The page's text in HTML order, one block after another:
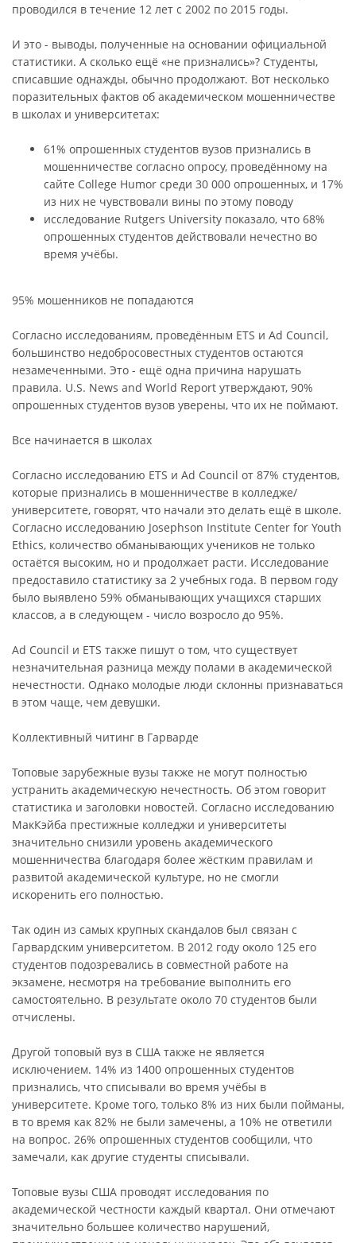
проводился в течение 12 лет с 2002 по 2015 годы.
И это - выводы, полученные на основании официальной
статистики. А сколько ещё «не признались»? Студенты,
списавшие однажды, обычно продолжают. Вот несколько
поразительных фактов об академическом мошенничестве
в школах и университетах:
61% опрошенных студентов вузов признались в
мошенничестве согласно опросу, проведённому на
сайте College Humor среди 30 000 опрошенных, и 17%
из них не чувствовали вины по этому поводу
исследование Rutgers University показало, что 68%
опрошенных студентов действовали нечестно во
время учёбы.
95% мошенников не попадаются
Согласно исследованиям, проведённым ETS и Ad Council,
большинство недобросовестных студентов остаются
незамеченными. Это - ещё одна причина нарушать
правила. U.S. News and World Report утверждают, 90%
опрошенных студентов вузов уверены, что их не поймают.
Все начинается в школах
Согласно исследованию ETS и Ad Council от 87% студентов,
которые признались в мошенничестве в колледже/
университете, говорят, что начали это делать ещё в школе.
Согласно исследованию Josephson Institute Center for Youth
Ethics, количество обманывающих учеников не только
остаётся высоким, но и продолжает расти. Исследование
предоставило статистику за 2 учебных года. В первом году
было выявлено 59% обманывающих учащихся старших
классов, а в следующем - число возросло до 95%.
Ad Council и ETS также пишут о том, что существует
незначительная разница между полами в академической
нечестности. Однако молодые люди склонны признаваться
в этом чаще, чем девушки.
Коллективный читинг в Гарварде
Топовые зарубежные вузы также не могут полностью
устранить академическую нечестность. Об этом говорит
статистика и заголовки новостей. Согласно исследованию
МакКэйба престижные колледжи и университеты
значительно снизили уровень академического
мошенничества благодаря более жёстким правилам и
развитой академической культуре, но не смогли
искоренить его полностью.
Так один из самых крупных скандалов был связан с
Гарвардским университетом. В 2012 году около 125 его
студентов подозревались в совместной работе на
экзамене, несмотря на требование выполнить его
самостоятельно. В результате около 70 студентов были
отчислены.
Другой топовый вуз в США также не является
исключением. 14% из 1400 опрошенных студентов
признались, что списывали во время учёбы в
университете. Кроме того, только 8% из них были пойманы,
в то время как 82% не были замечены, а 10% не ответили
на вопрос. 26% опрошенных студентов сообщили, что
замечали, как другие студенты списывали.
Топовые вузы США проводят исследования по
академической честности каждый квартал. Они отмечают
значительно большее количество нарушений,